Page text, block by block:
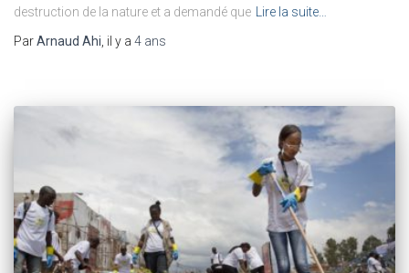
destruction de la nature et a demandé que
Lire la suite…
ParArnaud Ahi , il y a 4 ans